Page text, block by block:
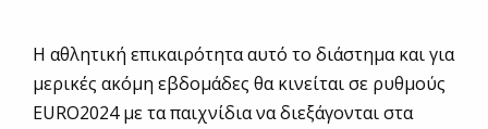
H αθλητική επικαιρότητα αυτό το διάστημα και για
μερικές ακόμη εβδομάδες θα κινείται σε ρυθμούς
EURO2024 με τα παιχνίδια να διεξάγονται στα